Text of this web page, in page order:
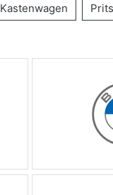
Kastenwagen